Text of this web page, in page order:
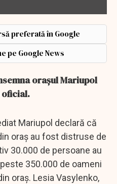
preferată în Google
pe Google News
oraşul Mariupol
oficial.
Mariupol declară că
oraș au fost distruse de
30.000 de persoane au
350.000 de oameni
oraș. Lesia Vasylenko,